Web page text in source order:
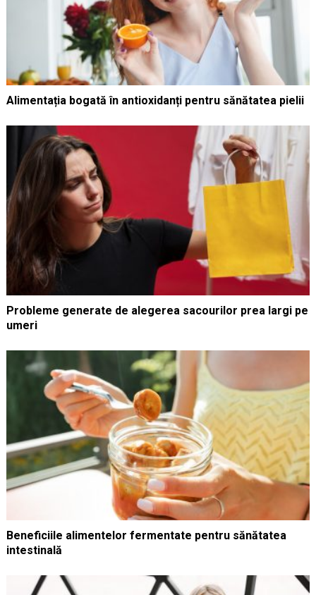
Alimentația bogată în antioxidanți pentru sănătatea pielii
Probleme generate de alegerea sacourilor prea largi pe
umeri
Beneficiile alimentelor fermentate pentru sănătatea
intestinală